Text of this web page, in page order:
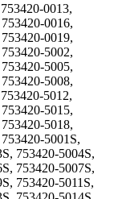
0013,
0016,
0019,
5002,
5005,
5008,
5012,
5015,
5018,
5001S,
753420-5004S,
753420-5007S,
753420-5011S,